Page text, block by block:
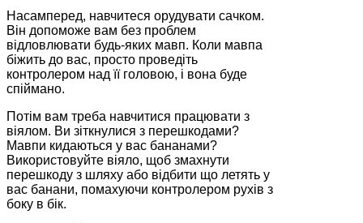
Насамперед, навчитеся орудувати сачком.
Він допоможе вам без проблем
відловлювати будь-яких мавп. Коли мавпа
біжить до вас, просто проведіть
контролером над її головою, і вона буде
спіймано.
Потім вам треба навчитися працювати з
віялом. Ви зіткнулися з перешкодами?
Мавпи кидаються у вас бананами?
Використовуйте віяло, щоб змахнути
перешкоду з шляху або відбити що летять у
вас банани, помахуючи контролером рухів з
боку в бік.